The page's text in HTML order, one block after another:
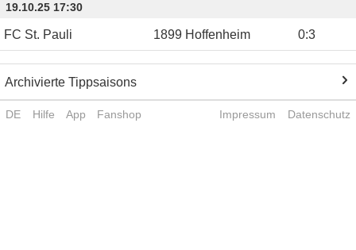
19.10.25 17:30
FC St. Pauli 1899 Hoffenheim 0:3
Archivierte Tippsaisons
DE Hilfe App Fanshop Impressum Datenschutz